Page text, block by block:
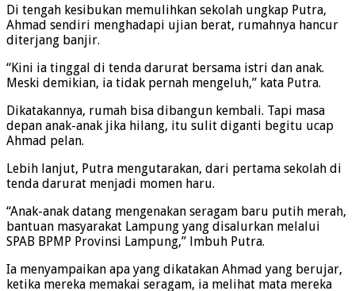
Di tengah kesibukan memulihkan sekolah ungkap Putra,
Ahmad sendiri menghadapi ujian berat, rumahnya hancur
diterjang banjir.
“Kini ia tinggal di tenda darurat bersama istri dan anak.
Meski demikian, ia tidak pernah mengeluh,” kata Putra.
Dikatakannya, rumah bisa dibangun kembali. Tapi masa
depan anak-anak jika hilang, itu sulit diganti begitu ucap
Ahmad pelan.
Lebih lanjut, Putra mengutarakan, dari pertama sekolah di
tenda darurat menjadi momen haru.
“Anak-anak datang mengenakan seragam baru putih merah,
bantuan masyarakat Lampung yang disalurkan melalui
SPAB BPMP Provinsi Lampung,” lmbuh Putra.
Ia menyampaikan apa yang dikatakan Ahmad yang berujar,
ketika mereka memakai seragam, ia melihat mata mereka